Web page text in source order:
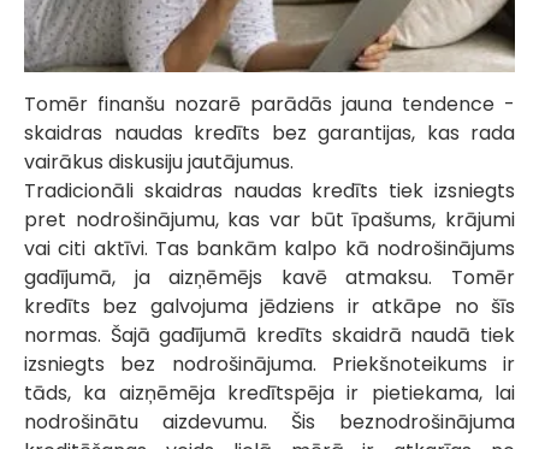
Tomēr finanšu nozarē parādās jauna tendence -
skaidras naudas kredīts bez garantijas, kas rada
vairākus diskusiju jautājumus.
Tradicionāli skaidras naudas kredīts tiek izsniegts
pret nodrošinājumu, kas var būt īpašums, krājumi
vai citi aktīvi. Tas bankām kalpo kā nodrošinājums
gadījumā, ja aizņēmējs kavē atmaksu. Tomēr
kredīts bez galvojuma jēdziens ir atkāpe no šīs
normas. Šajā gadījumā kredīts skaidrā naudā tiek
izsniegts bez nodrošinājuma. Priekšnoteikums ir
tāds, ka aizņēmēja kredītspēja ir pietiekama, lai
nodrošinātu aizdevumu. Šis beznodrošinājuma